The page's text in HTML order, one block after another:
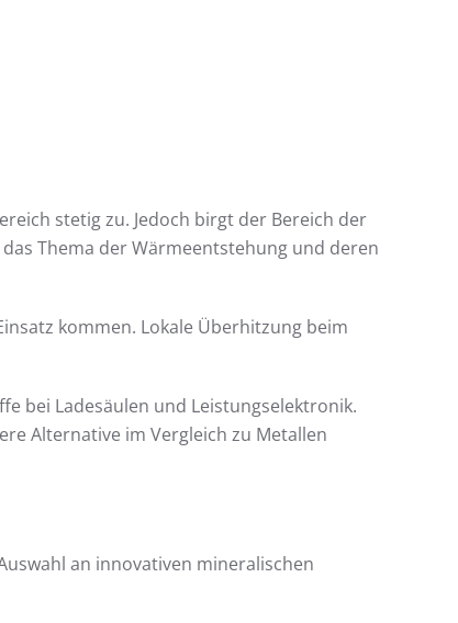
stetig zu. Jedoch birgt der Bereich der
Thema der Wärmeentstehung und deren
kommen. Lokale Überhitzung beim
bei Ladesäulen und Leistungselektronik.
Alternative im Vergleich zu Metallen
an innovativen mineralischen